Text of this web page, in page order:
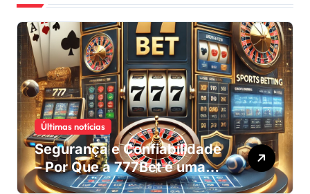
Últimas notícias
Segurança e Confiabilidade
– Por Que a 777Bet é uma
Plataforma Segura?